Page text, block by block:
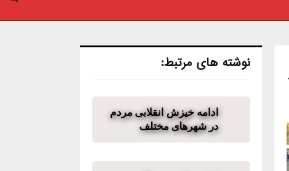
نوشته های مرتبط:
ادامه خیزش انقلابی مردم
در شهرهای مختلف